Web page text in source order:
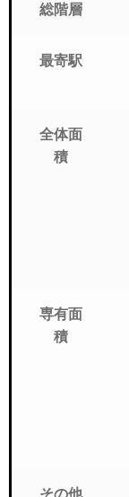
総階層
最寄駅
全体面
積
専有面
積
その他